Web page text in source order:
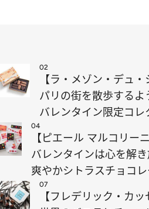
02
【ラ・メゾン・デュ・
パリの街を散歩するよ
バレンタイン限定コレ
04
【ピエール マルコリーニ
バレンタインは心を解き
爽やかシトラスチョコ
07
【フレデリック・カッ